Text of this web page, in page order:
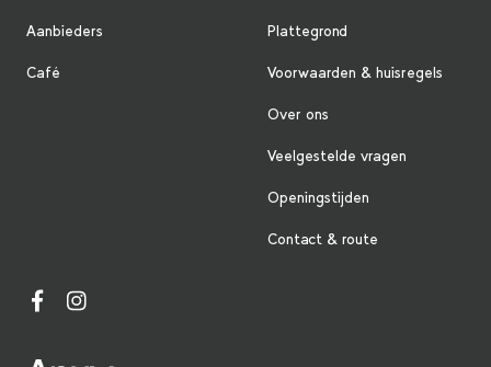
Aanbieders
Café
Plattegrond
Voorwaarden & huisregels
Over ons
Veelgestelde vragen
Openingstijden
Contact & route